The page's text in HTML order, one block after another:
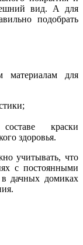
вид. А для
подобрать
материалам для
краски
здоровья.
учитывать, что
с постоянными
дачных домиках